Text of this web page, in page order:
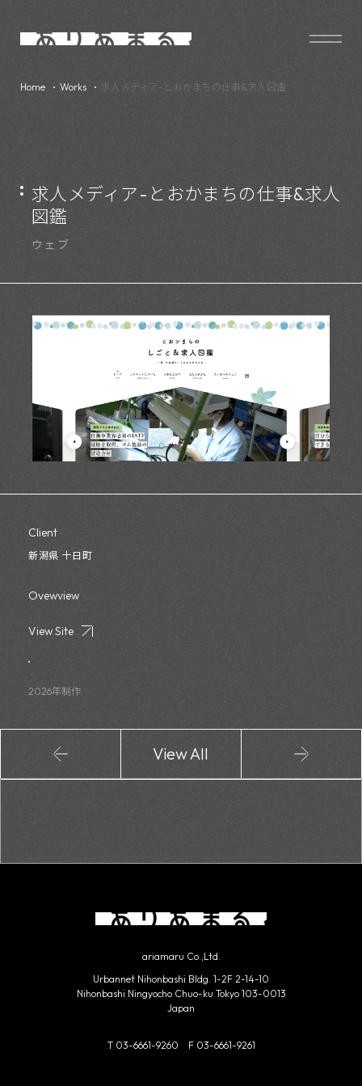
Home Works 求人メディア-とおかまちの仕事&求人図鑑
求人メディア-とおかまちの仕事&求人
図鑑
ウェブ
Client
新潟県 十日町
Ovewview
View Site
2026年制作
View All
ariamaru Co.,Ltd.
Urbannet Nihonbashi Bldg. 1-2F 2-14-10
Nihonbashi Ningyocho Chuo-ku Tokyo 103-0013
Japan
T 03-6661-9260 F 03-6661-9261